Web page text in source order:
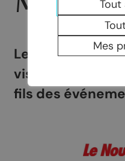
Les partenaires
visibilité des
fils des
Mes